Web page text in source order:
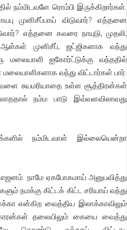
நம்மிடவளே ரொம்பி இருக்கிறார்கள்.
முனிசீப்பாய் விடுவார்? எத்தனை
எத்தனை கவரை நாயுடு, முதலி,
முனிசீப், ஜட்ஜிகளாக வந்து
மலையாளி ஐகோர்ட்டுக்கு வந்ததில்
வந்து விட்டார்கள் பார்.
சுயமரியாதை உள்ள சூத்திரன்கள்
நம்ம பாடு இவ்வளவிலாவது
நம்மிடவாள் இல்லையென்றா
நாமே ஏகபோகமாய் அனுபவித்து
நமக்கு கிட்டக் கிட்ட சரியாய் வந்து
என்கிற வைத்திய இலாக்காவிலும்
தலையிலும் கையை வைத்து